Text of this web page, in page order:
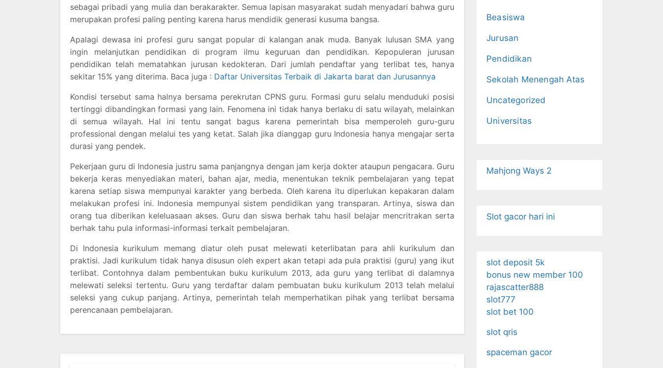
sebagai pribadi yang mulia dan berakarakter. Semua lapisan masyarakat sudah menyadari bahwa guru
merupakan profesi paling penting karena harus mendidik generasi kusuma bangsa.
Apalagi dewasa ini profesi guru sangat popular di kalangan anak muda. Banyak lulusan SMA yang
ingin melanjutkan pendidikan di program ilmu keguruan dan pendidikan. Kepopuleran jurusan
pendidikan telah mematahkan jurusan kedokteran. Dari jumlah pendaftar yang terlibat tes, hanya
sekitar 15% yang diterima. Baca juga : Daftar Universitas Terbaik di Jakarta barat dan Jurusannya
Kondisi tersebut sama halnya bersama perekrutan CPNS guru. Formasi guru selalu menduduki posisi
tertinggi dibandingkan formasi yang lain. Fenomena ini tidak hanya berlaku di satu wilayah, melainkan
di semua wilayah. Hal ini tentu sangat bagus karena pemerintah bisa memperoleh guru-guru
professional dengan melalui tes yang ketat. Salah jika dianggap guru Indonesia hanya mengajar serta
durasi yang pendek.
Pekerjaan guru di Indonesia justru sama panjangnya dengan jam kerja dokter ataupun pengacara. Guru
bekerja keras menyediakan materi, bahan ajar, media, menentukan teknik pembelajaran yang tepat
karena setiap siswa mempunyai karakter yang berbeda. Oleh karena itu diperlukan kepakaran dalam
melakukan profesi ini. Indonesia mempunyai sistem pendidikan yang transparan. Artinya, siswa dan
orang tua diberikan keleluasaan akses. Guru dan siswa berhak tahu hasil belajar mencritrakan serta
berhak tahu pula informasi-informasi terkait pembelajaran.
Di Indonesia kurikulum memang diatur oleh pusat melewati keterlibatan para ahli kurikulum dan
praktisi. Jadi kurikulum tidak hanya disusun oleh expert akan tetapi ada pula praktisi (guru) yang ikut
terlibat. Contohnya dalam pembentukan buku kurikulum 2013, ada guru yang terlibat di dalamnya
melewati seleksi tertentu. Guru yang terdaftar dalam pembuatan buku kurikulum 2013 telah melalui
seleksi yang cukup panjang. Artinya, pemerintah telah memperhatikan pihak yang terlibat bersama
perencanaan pembelajaran.
Beasiswa
Jurusan
Pendidikan
Sekolah Menengah Atas
Uncategorized
Universitas
Mahjong Ways 2
Slot gacor hari ini
slot deposit 5k
bonus new member 100
rajascatter888
slot777
slot bet 100
slot qris
spaceman gacor